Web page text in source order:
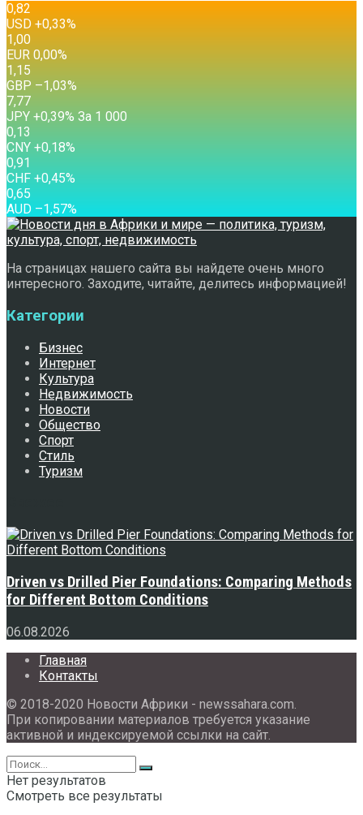
0,82
USD +0,33%
1,00
EUR 0,00%
1,15
GBP –1,03%
7,77
JPY +0,39% За 1 000
0,13
CNY +0,18%
0,91
CHF +0,45%
0,65
AUD –1,57%
На страницах нашего сайта вы найдете очень много
интересного. Заходите, читайте, делитесь информацией!
Категории
Бизнес
Интернет
Культура
Недвижимость
Новости
Общество
Спорт
Стиль
Туризм
Driven vs Drilled Pier Foundations: Comparing Methods
for Different Bottom Conditions
06.08.2026
Главная
Контакты
© 2018-2020 Новости Африки - newssahara.com.
При копировании материалов требуется указание
активной и индексируемой ссылки на сайт.
Нет результатов
Смотреть все результаты